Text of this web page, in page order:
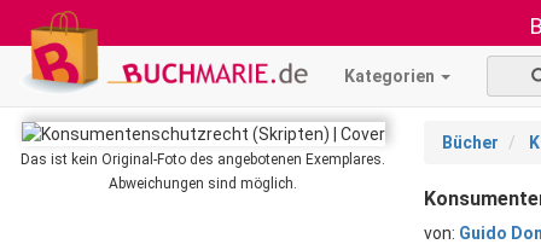
Kategorien
Das ist kein Original-Foto des angebotenen Exemplares.
Abweichungen sind möglich.
Bücher
von: Guido